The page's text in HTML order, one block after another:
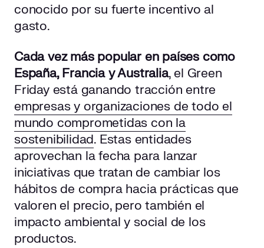
conocido por su fuerte incentivo al
gasto.
Cada vez más popular en países como
España, Francia y Australia, el Green
Friday está ganando tracción entre
empresas y organizaciones de todo el
mundo comprometidas con la
sostenibilidad. Estas entidades
aprovechan la fecha para lanzar
iniciativas que tratan de cambiar los
hábitos de compra hacia prácticas que
valoren el precio, pero también el
impacto ambiental y social de los
productos.